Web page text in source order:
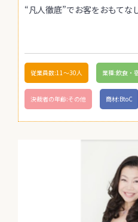
“凡人徹底”でお客をおもてな
従業員数:11〜30人 業種:飲食・
決裁者の年齢:その他 商材:BtoC